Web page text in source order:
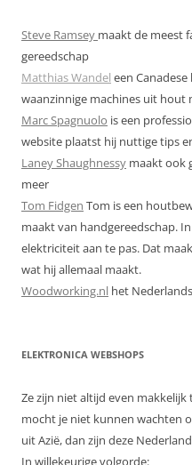
Steve Ramsey maakt de meest
gereedschap
Matthias Wandel een
waanzinnige machines uit hout
Marc Spagnuolo is een
website plaatst hij nuttige tips
Laney Shaughnessy maakt ook
meer
Tom Fidgen Tom is een
maakt van handgereedschap.
elektriciteit aan te pas. Dat
wat hij allemaal maakt.
Woodworking.nl het
ELEKTRONICA WEBSHOPS
Ze zijn niet altijd even
mocht je niet kunnen wachten
uit Azië, dan zijn deze
In willekeurige volgorde: